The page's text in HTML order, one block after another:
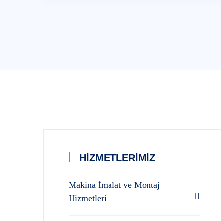
HIZMETLERIMIZ
Makina İmalat ve Montaj
Hizmetleri